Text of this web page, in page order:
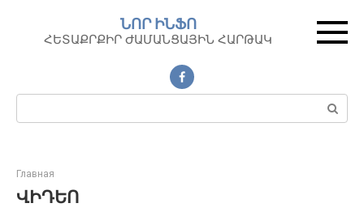
контенту
ՆՈՐ ԻՆՖՈ
ՀԵՏԱՔՐՔԻՐ ԺԱՄԱՆՑԱՅԻՆ ՀԱՐԹԱԿ
Поиск:
Главная
ՎԻԴԵՈ